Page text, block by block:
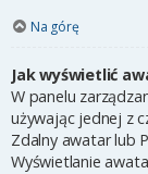
Na górę
Jak wyświetlić
W panelu
używając jednej z
Zdalny awatar lub
Wyświetlanie